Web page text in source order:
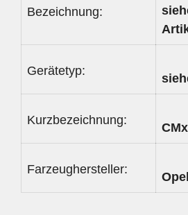
Bezeichnung:
Gerätetyp:
Kurzbezeichnung:
Farzeughersteller:
Opel